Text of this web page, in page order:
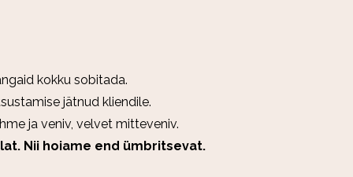
kokku sobitada.
jätnud kliendile.
ja veniv, velvet mitteveniv.
Nii hoiame end ümbritsevat.